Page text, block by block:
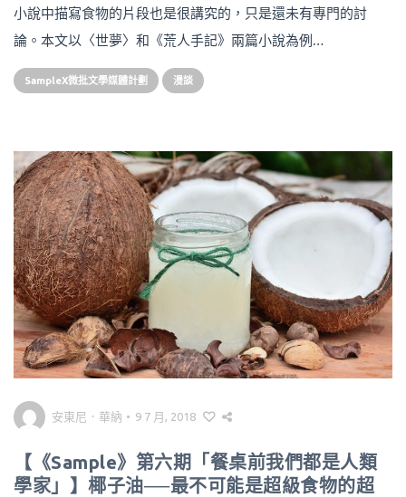
小說中描寫食物的片段也是很講究的，只是還未有專門的討
論。本文以〈世夢〉和《荒人手記》兩篇小說為例…
SampleX微批文學媒體計劃 漫談
安東尼．華納 • 9 7 月, 2018
【《Sample》第六期「餐桌前我們都是人類
學家」】椰子油──最不可能是超級食物的超